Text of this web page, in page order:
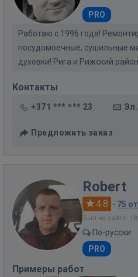
PRO
Работаю с 1996 года!
посудомоечные, сушильные
духовки! Рига и Рижский
Контакты
+371 *** *** 23
Предложить заказ
Robert
4.8 · 75
Был на сайте: 18
По-русски
PRO
Примеры работ